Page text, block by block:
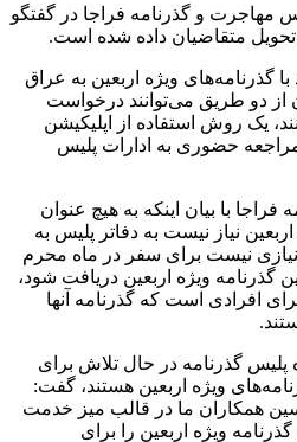
مهاجرت و گذرنامه فراجا در گفتگو
تحویل متقاضیان داده شده است.
با گذرنامه‌های ویژه اربعین به عراق
از دو طریق می‌توانند درخواست
یک روش استفاده از اپلیکیشن
حضوری به ادارات پلیس
با بیان اینکه به هیچ عنوان
نیاز نیست به دفاتر پلیس به
گفت: نیازی نیست برای سفر در ماه محرم
گذرنامه ویژه اربعین دریافت شود،
افرادی است که گذرنامه آنها
پلیس گذرنامه در حال تلاش برای
ویژه اربعین هستند، گفت:
همکاران ما در قالب میز خدمت
ویژه اربعین را برای